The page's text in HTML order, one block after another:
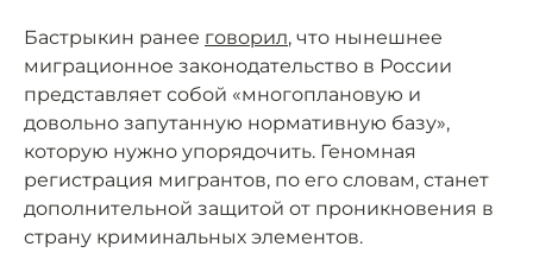
Бастрыкин ранее говорил, что нынешнее
миграционное законодательство в России
представляет собой «многоплановую и
довольно запутанную нормативную базу»,
которую нужно упорядочить. Геномная
регистрация мигрантов, по его словам, станет
дополнительной защитой от проникновения в
страну криминальных элементов.